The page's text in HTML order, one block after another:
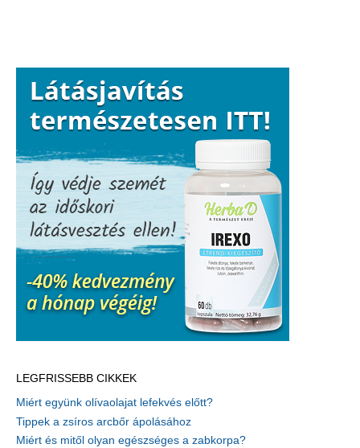
LEGFRISSEBB CIKKEK
Miért együnk olívaolajat lefekvés előtt?
Tippek a zsíros arcbőr ápolásához
Miért és mitől olyan egészséges a zabkorpa?